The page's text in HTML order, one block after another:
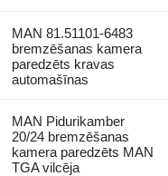
MAN 81.51101-6483
bremzēšanas kamera
paredzēts kravas
automašīnas
MAN Pidurikamber
20/24 bremzēšanas
kamera paredzēts MAN
TGA vilcēja